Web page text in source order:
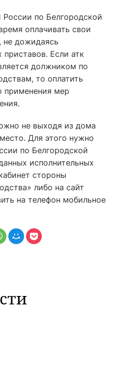
по Белгородской
оплачивать свои
не дожидаясь
Если атк
должником по
то оплатить
применения мер
не выходя из дома
Для этого нужно
по Белгородской
исполнительных
стороны
либо на сайт
на телефон мобильное